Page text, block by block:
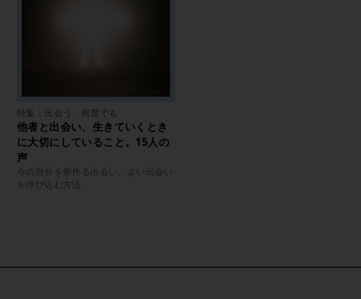
特集：出会う、何度でも
他者と出会い、生きていくとき
に大切にしていること。15人の
声
今の自分を形作る出会い、よい出会い
を呼び込む方法